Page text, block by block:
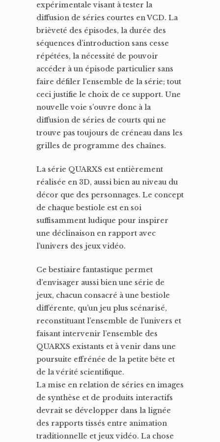
expérimentale visant à tester la
diffusion de séries courtes en VCD. La
brièveté des épisodes, la durée des
séquences d’introduction sans cesse
répétées, la nécessité de pouvoir
accéder à un épisode particulier sans
faire défiler l’ensemble de la série; tout
ceci justifie le choix de ce support. Une
nouvelle voie s’ouvre donc à la
diffusion de séries de courts qui ne
trouve pas toujours de créneau dans les
grilles de programme des chaînes.
La série QUARXS est entièrement
réalisée en 3D, aussi bien au niveau du
décor que des personnages. Le concept
de chaque bestiole est en soi
suffisamment ludique pour inspirer
une déclinaison en rapport avec
l’univers des jeux vidéo.
Ce bestiaire fantastique permet
d’envisager aussi bien une série de
jeux, chacun consacré à une bestiole
différente, qu’un jeu plus scénarisé,
reconstituant l’ensemble de l’univers et
faisant intervenir l’ensemble des
QUARXS existants et à venir dans une
poursuite effrénée de la petite bête et
de la vérité scientifique.
La mise en relation de séries en images
de synthèse et de produits interactifs
devrait se développer dans la lignée
des rapports tissés entre animation
traditionnelle et jeux vidéo. La chose